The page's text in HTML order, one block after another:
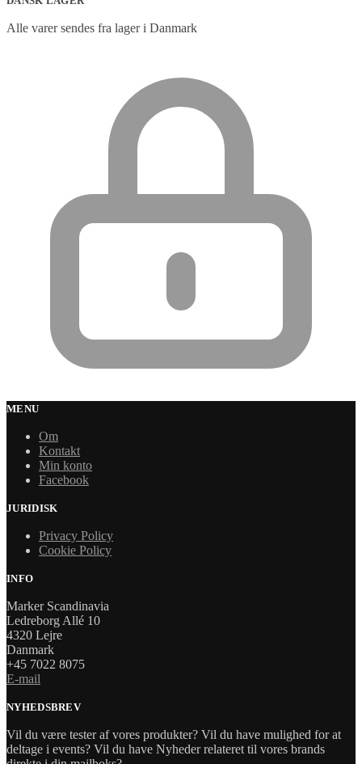
Alle varer sendes fra lager i Danmark
MENU
Om
Kontakt
Min konto
Facebook
JURIDISK
Privacy Policy
Cookie Policy
INFO
Marker Scandinavia
Ledreborg Allé 10
4320 Lejre
Danmark
+45 7022 8075
E-mail
NYHEDSBREV
Vil du være tester af vores produkter? Vil du have mulighed for at
deltage i events? Vil du have Nyheder relateret til vores brands